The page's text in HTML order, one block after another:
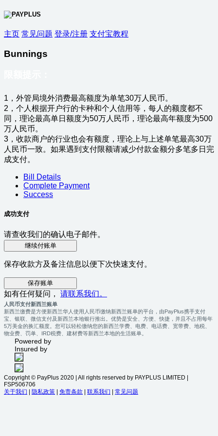
主页 常见问题 登录/注册 支付宝教程
Bunnings
1，外管局境外消费最高额度为单笔30万人民币。
2，个人根据开户行的卡种和个人信用等，每人的额度都不
同，理论最高单日额度为50万人民币，理论最高年额度为500
万人民币。
3，收款商户的行业也会有额度，理论上与上述单笔最高30万
人民币一致。如果遇到支付限额请减少付款金额分多笔多日完
成支付。
Bill Details
Complete Payment
Success
成功支付
请查收我们的确认电子邮件。
继续付账单
保存收款方及备注信息以便下次快速支付。
保存账单
如有任何疑问， 请联系我们。
人民币支付新西兰账单
新西兰缴费是方便新西兰华人使用人民币缴纳新西兰账单的平台，由PayPlus携手支付
宝、银联、微信支付及新西兰本地银行推出。优势是安全、方便、快捷，并且不占用每年
5万美金的换汇额度。您可以轻松缴纳您的新西兰学费、电费、电话费、宽带费、地税、
物业费、罚单、IRD税费、建材费等新西兰本地的生活账单。
Powered by
Insured by
Copyright © PayPlus 2020 | All rights reserved by PAYPLUS LIMITED |
FSP506706
关于我们 | 隐私政策 | 免责条款 | 联系我们 | 常见问题